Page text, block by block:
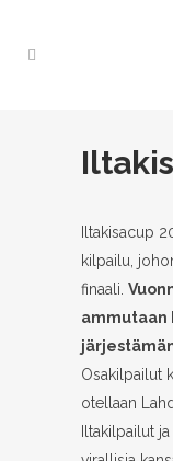
Iltakisacup
kilpailu,
finaali.
ammutaan
Osakilpailut
otellaan
Iltakilpailut